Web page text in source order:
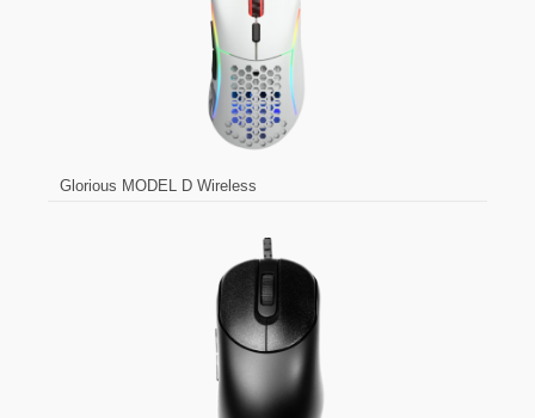
Glorious MODEL D Wireless